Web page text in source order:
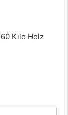
Kilo Holz